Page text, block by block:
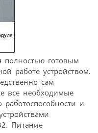
полностью готовым
работе устройством.
сам
все необходимые
и
Питание